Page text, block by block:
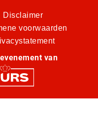
Disclaimer
voorwaarden
van